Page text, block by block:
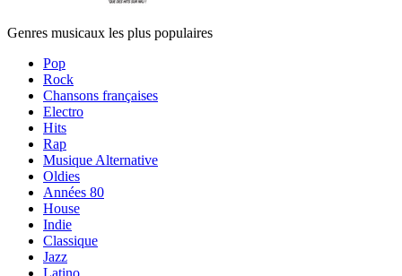
Genres musicaux les plus populaires
Pop
Rock
Chansons françaises
Electro
Hits
Rap
Musique Alternative
Oldies
Années 80
House
Indie
Classique
Jazz
Latino